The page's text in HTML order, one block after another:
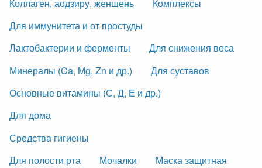
Коллаген, аодзиру, женшень
Комплексы
Для иммунитета и от простуды
Лактобактерии и ферменты
Для снижения веса
Минералы (Ca, Mg, Zn и др.)
Для суставов
Основные витамины (С, Д, Е и др.)
Для дома
Средства гигиены
Для полости рта
Мочалки
Маска защитная